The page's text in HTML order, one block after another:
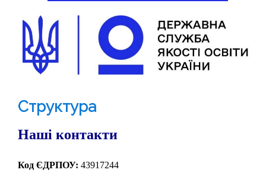
Структура
Наші контакти
Код ЄДРПОУ: 43917244